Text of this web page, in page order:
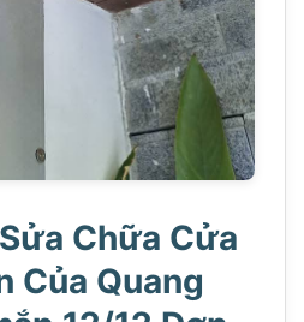
Chữa Cửa
Của Quang